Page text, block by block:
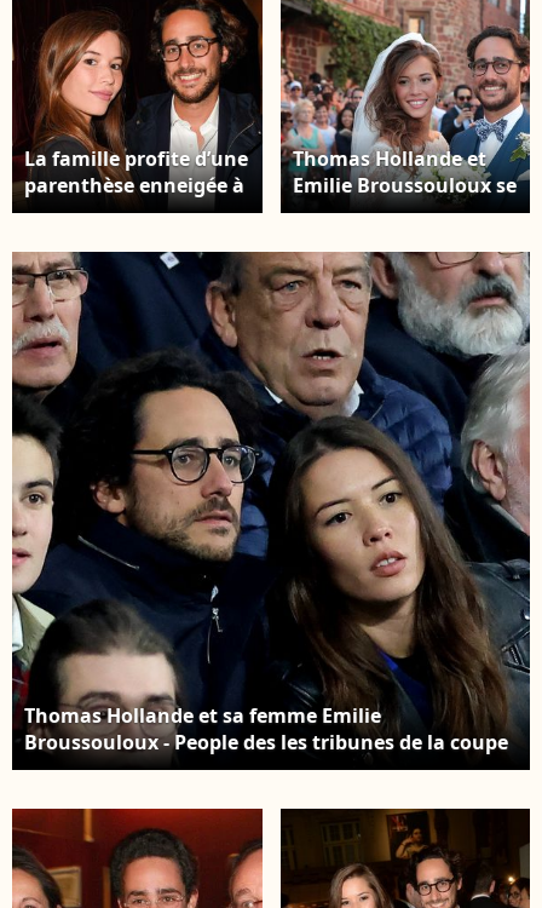
La famille profite d’une
parenthèse enneigée à
Saint-Lary-Soulan lors
montagne. Thomas
Hollande et sa
compagne Emilie
Broussouloux à la
générale de la pièce
"La Vraie Vie" au
théâtre Edouard 7 à
Paris, le 18 septembre
2017. © Guirec
Coadic/Bestimage
Thomas Hollande et
Emilie Broussouloux se
sont mariés dans le
Meyssac en Corrèze en
présence de leurs
parents respectifs
François Hollande,
Ségolène Royal ainsi
que Mr et Mme
Broussouloux, le 8
septembre 2018. ©
Abaca
Thomas Hollande et sa femme Emilie
Broussouloux - People des les tribunes de la coupe
du Monde de Rugby France 2023 - Match de quart
de France à Saint-Denis 15 octobre 2023. © Moreau-
Jacovides/Bestimage